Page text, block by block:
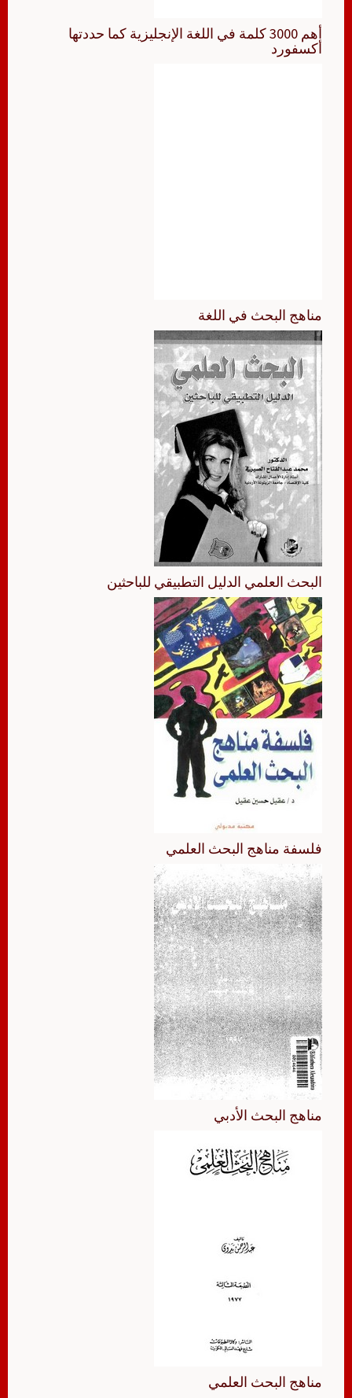
أهم 3000 كلمة في اللغة الإنجليزية كما حددتها
أكسفورد
مناهج البحث في اللغة
البحث العلمي الدليل التطبيقي للباحثين
فلسفة مناهج البحث العلمي
مناهج البحث الأدبي
مناهج البحث العلمي